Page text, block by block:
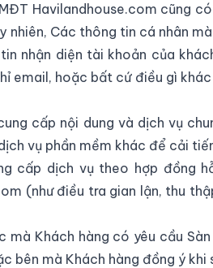
Havilandhouse.com cũng
nhiên, Các thông tin cá nhân
nhận diện tài khoản của
email, hoặc bất cứ điều gì
cấp nội dung và dịch vụ
vụ phần mềm khác để cải
cấp dịch vụ theo hợp đồng
(như điều tra gian lận, thu
mà Khách hàng có yêu cầu
bên mà Khách hàng đồng ý